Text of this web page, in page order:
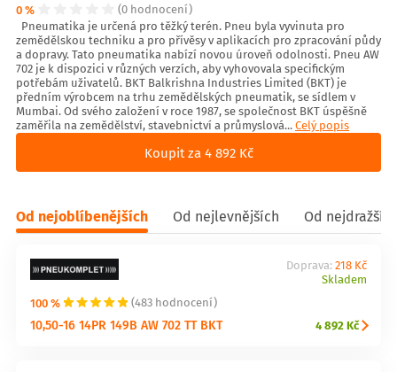
0 %
(0 hodnocení)
Pneumatika je určená pro těžký terén. Pneu byla vyvinuta pro
zemědělskou techniku a pro přívěsy v aplikacích pro zpracování půdy
a dopravy. Tato pneumatika nabízí novou úroveň odolnosti. Pneu AW
702 je k dispozici v různých verzích, aby vyhovovala specifickým
potřebám uživatelů. BKT Balkrishna Industries Limited (BKT) je
předním výrobcem na trhu zemědělských pneumatik, se sídlem v
Mumbai. Od svého založení v roce 1987, se společnost BKT úspěšně
zaměřila na zemědělství, stavebnictví a průmyslová...Celý popis
Koupit za 4 892 Kč
Od nejoblíbenějších Od nejlevnějších Od
100 % (483 hodnocení)
10,50-16 14PR 149B AW 702 TT BKT
Doprava: 218 Kč
Skladem
4 892 Kč